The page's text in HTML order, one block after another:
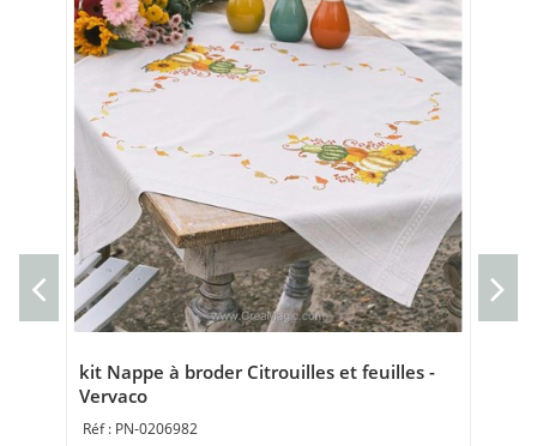
kit Nappe à broder Citrouilles et feuilles -
Vervaco
PN-0206982